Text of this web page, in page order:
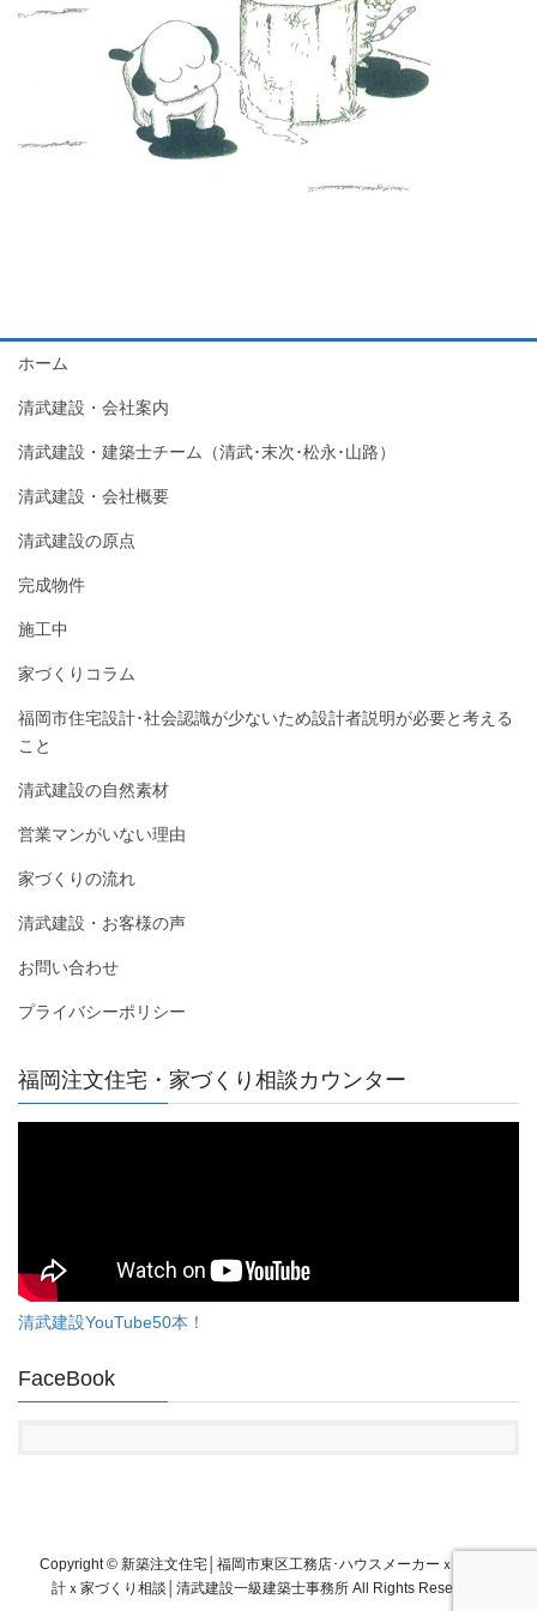
ホーム
清武建設・会社案内
清武建設・建築士チーム（清武･末次･松永･山路）
清武建設・会社概要
清武建設の原点
完成物件
施工中
家づくりコラム
福岡市住宅設計･社会認識が少ないため設計者説明が必要と考える
こと
清武建設の自然素材
営業マンがいない理由
家づくりの流れ
清武建設・お客様の声
お問い合わせ
プライバシーポリシー
福岡注文住宅・家づくり相談カウンター
清武建設YouTube50本！
FaceBook
Copyright © 新築注文住宅│福岡市東区工務店･ハウスメーカーｘ建築設
計ｘ家づくり相談│清武建設一級建築士事務所 All Rights Reserved.